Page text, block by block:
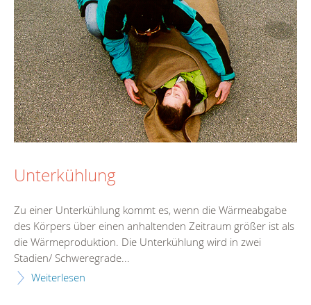
Unterkühlung
Zu einer Unterkühlung kommt es, wenn die Wärmeabgabe
des Körpers über einen anhaltenden Zeitraum größer ist als
die Wärmeproduktion. Die Unterkühlung wird in zwei
Stadien/ Schweregrade...
Weiterlesen